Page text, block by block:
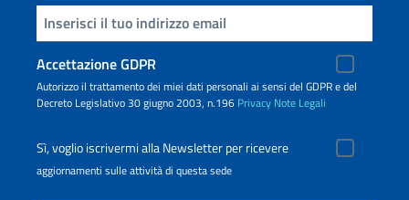
Inserisci la tua email
Accettazione GDPR
Autorizzo il trattamento dei miei dati personali ai sensi del GDPR e del
Decreto Legislativo 30 giugno 2003, n.196 Privacy Note Legali
Sì, voglio iscrivermi alla Newsletter per ricevere
aggiornamenti sulle attività di questa sede